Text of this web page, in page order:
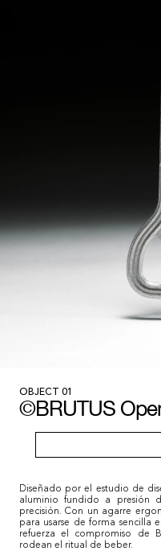
OBJECT 01
©BRUTUS
Diseñado por el estudio de
aluminio fundido a presión
precisión. Con un agarre
para usarse de forma sencilla
refuerza el compromiso de
rodean el ritual de beber.